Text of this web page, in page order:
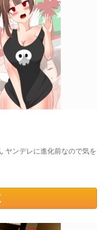
ヤンデレに進化前なので気を